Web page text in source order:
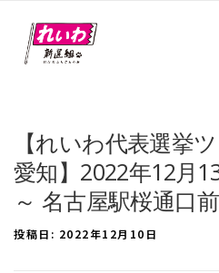
【れいわ代表選挙
愛知】2022年12月
～ 名古屋駅桜通口前
投稿日: 2022年12月10日